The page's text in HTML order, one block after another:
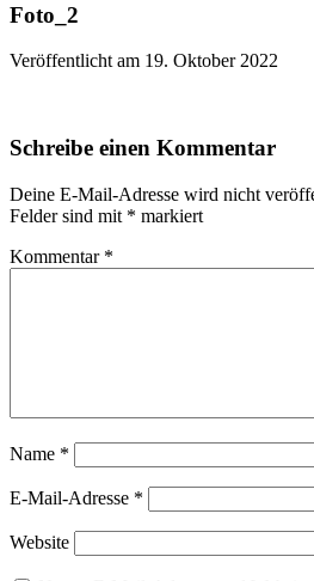
Foto_2
Veröffentlicht am 19. Oktober 2022
Schreibe einen Kommentar
Deine E-Mail-Adresse wird nicht
Felder sind mit * markiert
Kommentar *
Name *
E-Mail-Adresse *
Website